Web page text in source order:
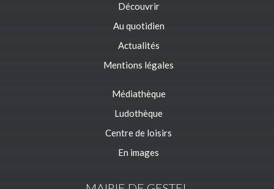
Découvrir
Au quotidien
Actualités
Mentions légales
Médiathèque
Ludothèque
Centre de loisirs
En images